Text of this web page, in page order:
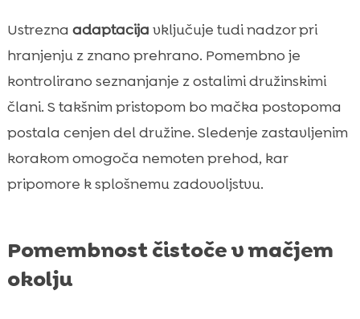
Ustrezna adaptacija vključuje tudi nadzor pri
hranjenju z znano prehrano. Pomembno je
kontrolirano seznanjanje z ostalimi družinskimi
člani. S takšnim pristopom bo mačka postopoma
postala cenjen del družine. Sledenje zastavljenim
korakom omogoča nemoten prehod, kar
pripomore k splošnemu zadovoljstvu.
Pomembnost čistoče v mačjem
okolju